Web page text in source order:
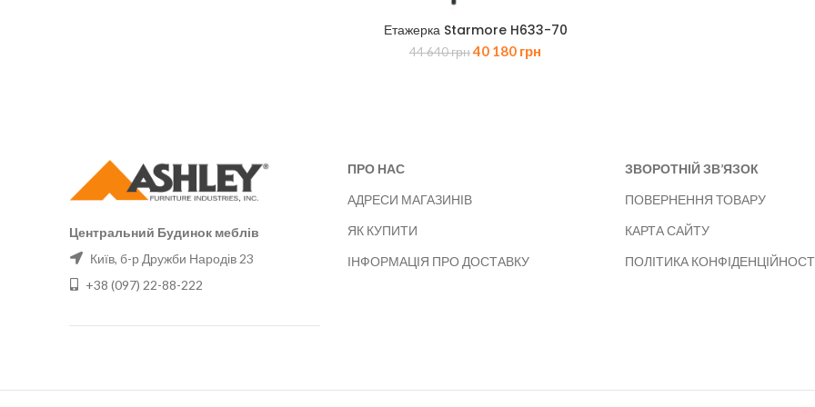
Етажерка Starmore H633-70
44 640грнОригінальна
40 180 грн
Центральний Будинок меблів
Київ, б-р Дружби Народів 23
+38 (097) 22-88-222
ПРО НАС
АДРЕСИ МАГАЗИНІВ
ЯК КУПИТИ
ІНФОРМАЦІЯ ПРО ДОСТАВКУ
ЗВОРОТНІЙ ЗВ’ЯЗОК
ПОВЕРНЕННЯ ТОВАРУ
КАРТА САЙТУ
ПОЛІТИКА